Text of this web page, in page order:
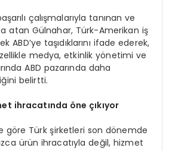
çalışmalarıyla tanınan ve
atan Gülnahar, Türk-Amerikan iş
ABD’ye taşıdıklarını ifade ederek,
medya, etkinlik yönetimi ve
ABD pazarında daha
belirtti.
ihracatında öne çıkıyor
göre Türk şirketleri son dönemde
ürün ihracatıyla değil, hizmet